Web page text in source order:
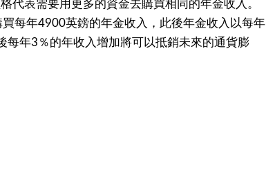
代表需要用更多的資金去購買相同的年金收入。
每年4900英鎊的年金收入，此後年金收入以每年
每年3 ％的年收入增加將可以抵銷未來的通貨膨